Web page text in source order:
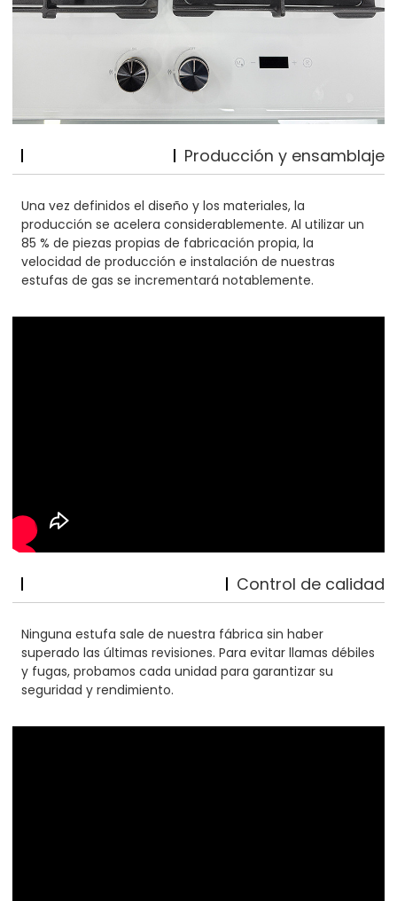
Producción y ensamblaje
Una vez definidos el diseño y los materiales, la
producción se acelera considerablemente. Al utilizar un
85 % de piezas propias de fabricación propia, la
velocidad de producción e instalación de nuestras
estufas de gas se incrementará notablemente.
Control de calidad
Ninguna estufa sale de nuestra fábrica sin haber
superado las últimas revisiones. Para evitar llamas débiles
y fugas, probamos cada unidad para garantizar su
seguridad y rendimiento.